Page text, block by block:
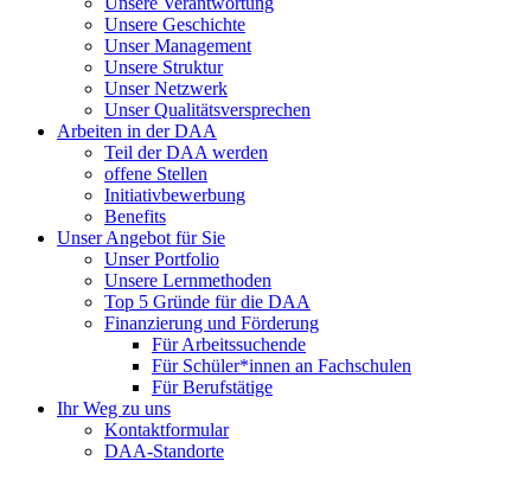
Unsere Geschichte
Unser Management
Unsere Struktur
Unser Netzwerk
Unser Qualitätsversprechen
Arbeiten in der DAA
Teil der DAA werden
offene Stellen
Initiativbewerbung
Benefits
Unser Angebot für Sie
Unser Portfolio
Unsere Lernmethoden
Top 5 Gründe für die DAA
Finanzierung und Förderung
Für Arbeitssuchende
Für Schüler*innen an Fachschulen
Für Berufstätige
Ihr Weg zu uns
Kontaktformular
DAA-Standorte